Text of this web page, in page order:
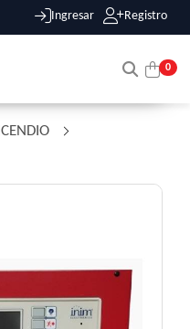
Ingresar Registro
0